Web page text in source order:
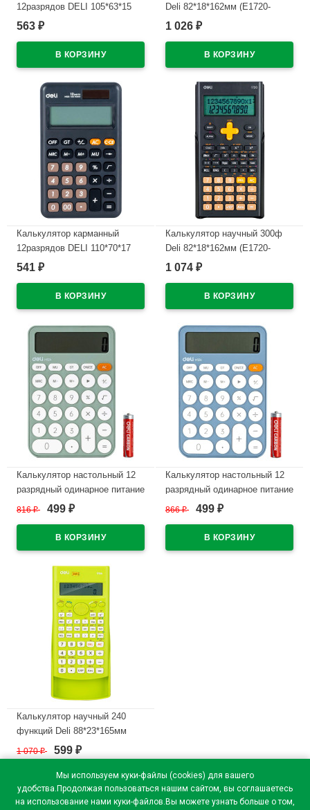
Мы используем куки-файлы (cookies) для вашего
удобства.Продолжая пользоваться нашим сайтом, вы соглашаетесь
на использование нами куки-файлов.Вы можете узнать больше о том,
12разрядов DELI 105*63*15
(E39217/BLACK) (Ст.1)
563 ₽
Deli 82*18*162мм (E1720-
WHITE) белый, одинарное
1 026 ₽
Калькулятор карманный
12разрядов DELI 110*70*17
(EM120BLACK) (Ст.1)
541 ₽
Калькулятор научный 300ф
Deli 82*18*162мм (E1720-
BLACK) черный, одинарное
1 074 ₽
Калькулятор настольный 12
разрядный одинарное питание
Deli 105*158*28
816₽ 499 ₽
Калькулятор настольный 12
разрядный одинарное питание
Deli 105*158*28 (EM124BLUE)
866₽ 499 ₽
Калькулятор научный 240
функций Deli 88*23*165мм
(E1710A/GRN) зеленый,
одинарное питание
В наличии
1 070₽ 599 ₽